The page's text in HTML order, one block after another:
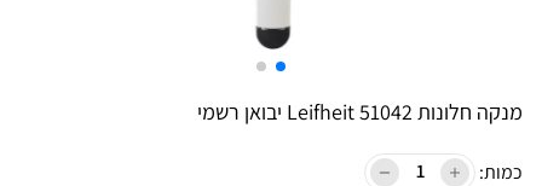
‏מנקה חלונות 51042 Leifheit יבואן רשמי
כמות: